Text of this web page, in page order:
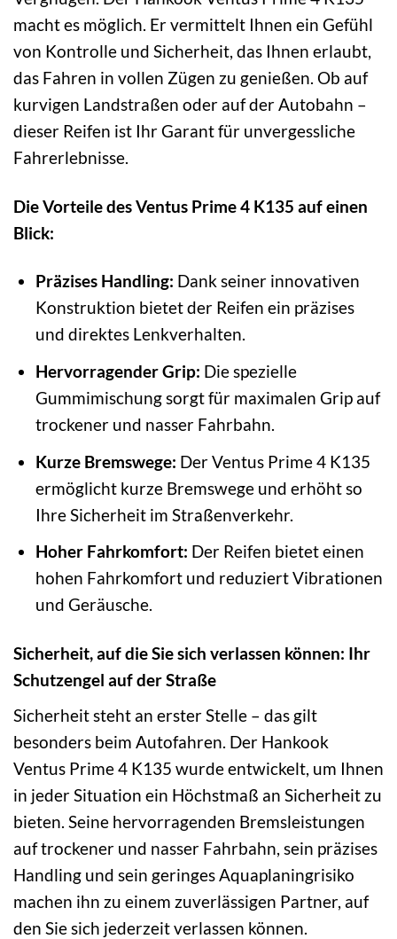
macht es möglich. Er vermittelt Ihnen ein Gefühl
von Kontrolle und Sicherheit, das Ihnen erlaubt,
das Fahren in vollen Zügen zu genießen. Ob auf
kurvigen Landstraßen oder auf der Autobahn –
dieser Reifen ist Ihr Garant für unvergessliche
Fahrerlebnisse.
Die Vorteile des Ventus Prime 4 K135 auf einen
Blick:
Präzises Handling: Dank seiner innovativen
Konstruktion bietet der Reifen ein präzises
und direktes Lenkverhalten.
Hervorragender Grip: Die spezielle
Gummimischung sorgt für maximalen Grip auf
trockener und nasser Fahrbahn.
Kurze Bremswege: Der Ventus Prime 4 K135
ermöglicht kurze Bremswege und erhöht so
Ihre Sicherheit im Straßenverkehr.
Hoher Fahrkomfort: Der Reifen bietet einen
hohen Fahrkomfort und reduziert Vibrationen
und Geräusche.
Sicherheit, auf die Sie sich verlassen können: Ihr
Schutzengel auf der Straße
Sicherheit steht an erster Stelle – das gilt
besonders beim Autofahren. Der Hankook
Ventus Prime 4 K135 wurde entwickelt, um Ihnen
in jeder Situation ein Höchstmaß an Sicherheit zu
bieten. Seine hervorragenden Bremsleistungen
auf trockener und nasser Fahrbahn, sein präzises
Handling und sein geringes Aquaplaningrisiko
machen ihn zu einem zuverlässigen Partner, auf
den Sie sich jederzeit verlassen können.